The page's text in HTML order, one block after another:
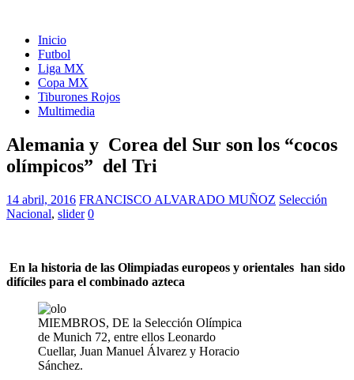
Inicio
Futbol
Liga MX
Copa MX
Tiburones Rojos
Multimedia
Alemania y Corea del Sur son los “cocos
olímpicos” del Tri
14 abril, 2016 FRANCISCO ALVARADO MUÑOZ Selección
Nacional, slider 0
En la historia de las Olimpiadas europeos y orientales han sido
difíciles para el combinado azteca
MIEMBROS, DE la Selección Olímpica
de Munich 72, entre ellos Leonardo
Cuellar, Juan Manuel Álvarez y Horacio
Sánchez.